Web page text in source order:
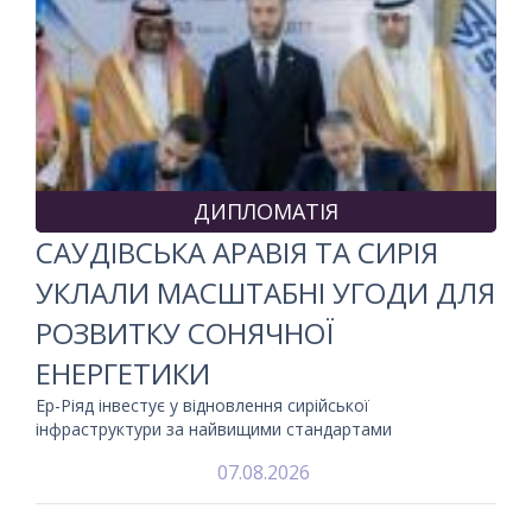
ДИПЛОМАТІЯ
САУДІВСЬКА АРАВІЯ ТА СИРІЯ
УКЛАЛИ МАСШТАБНІ УГОДИ ДЛЯ
РОЗВИТКУ СОНЯЧНОЇ
ЕНЕРГЕТИКИ
Ер-Ріяд інвестує у відновлення сирійської
інфраструктури за найвищими стандартами
07.08.2026